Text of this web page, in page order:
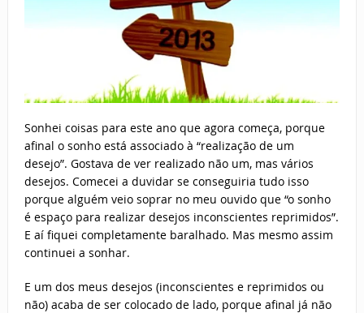
Sonhei coisas para este ano que agora começa, porque
afinal o sonho está associado à “realização de um
desejo”. Gostava de ver realizado não um, mas vários
desejos. Comecei a duvidar se conseguiria tudo isso
porque alguém veio soprar no meu ouvido que “o sonho
é espaço para realizar desejos inconscientes reprimidos”.
E aí fiquei completamente baralhado. Mas mesmo assim
continuei a sonhar.
E um dos meus desejos (inconscientes e reprimidos ou
não) acaba de ser colocado de lado, porque afinal já não